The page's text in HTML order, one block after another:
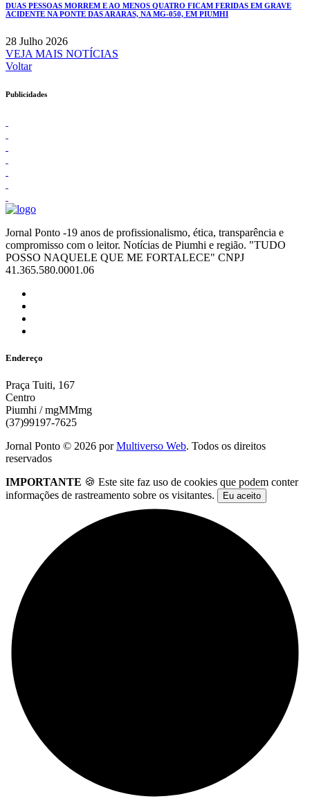
DUAS PESSOAS MORREM E AO MENOS QUATRO FICAM FERIDAS EM GRAVE
ACIDENTE NA PONTE DAS ARARAS, NA MG-050, EM PIUMHI
28 Julho 2026
VEJA MAIS NOTÍCIAS
Voltar
Publicidades
Jornal Ponto -19 anos de profissionalismo, ética, transparência e
compromisso com o leitor. Notícias de Piumhi e região. "TUDO
POSSO NAQUELE QUE ME FORTALECE" CNPJ
41.365.580.0001.06
Endereço
Praça Tuiti, 167
Centro
Piumhi / mgMMmg
(37)99197-7625
Jornal Ponto © 2026 porMultiverso Web. Todos os direitos
reservados
IMPORTANTE 🍪 Este site faz uso de cookies que podem conter
informações de rastreamento sobre os visitantes.
Eu aceito